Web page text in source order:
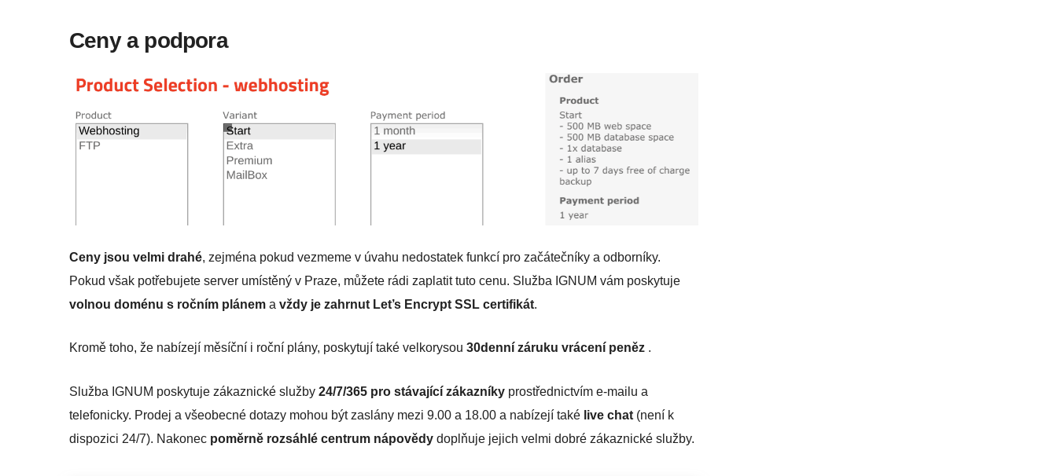
Ceny a podpora
Ceny jsou velmi drahé, zejména pokud vezmeme v úvahu nedostatek funkcí pro začátečníky a odborníky.
Pokud však potřebujete server umístěný v Praze, můžete rádi zaplatit tuto cenu. Služba IGNUM vám poskytuje
volnou doménu s ročním plánem a vždy je zahrnut Let’s Encrypt SSL certifikát.
Kromě toho, že nabízejí měsíční i roční plány, poskytují také velkorysou 30denní záruku vrácení peněz .
Služba IGNUM poskytuje zákaznické služby 24/7/365 pro stávající zákazníky prostřednictvím e-mailu a
telefonicky. Prodej a všeobecné dotazy mohou být zaslány mezi 9.00 a 18.00 a nabízejí také live chat (není k
dispozici 24/7). Nakonec poměrně rozsáhlé centrum nápovědy doplňuje jejich velmi dobré zákaznické služby.